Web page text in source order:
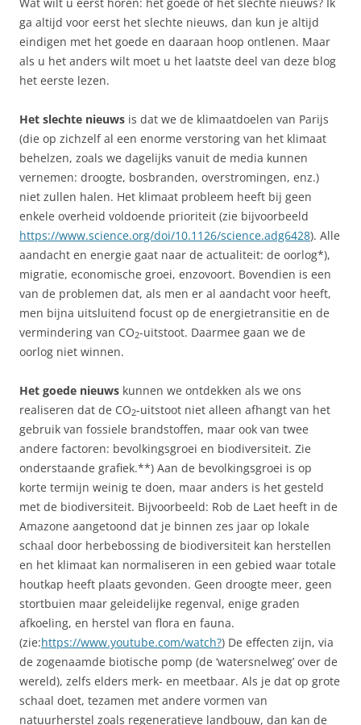
ga altijd voor eerst het slechte nieuws, dan kun je altijd
eindigen met het goede en daaraan hoop ontlenen. Maar
als u het anders wilt moet u het laatste deel van deze blog
het eerste lezen.
Het slechte nieuws is dat we de klimaatdoelen van Parijs
(die op zichzelf al een enorme verstoring van het klimaat
behelzen, zoals we dagelijks vanuit de media kunnen
vernemen: droogte, bosbranden, overstromingen, enz.)
niet zullen halen. Het klimaat probleem heeft bij geen
enkele overheid voldoende prioriteit (zie bijvoorbeeld
https://www.science.org/doi/10.1126/science.adg6428). Alle
aandacht en energie gaat naar de actualiteit: de oorlog*),
migratie, economische groei, enzovoort. Bovendien is een
van de problemen dat, als men er al aandacht voor heeft,
men bijna uitsluitend focust op de energietransitie en de
vermindering van CO2-uitstoot. Daarmee gaan we de
oorlog niet winnen.
Het goede nieuws kunnen we ontdekken als we ons
realiseren dat de CO2-uitstoot niet alleen afhangt van het
gebruik van fossiele brandstoffen, maar ook van twee
andere factoren: bevolkingsgroei en biodiversiteit. Zie
onderstaande grafiek.**) Aan de bevolkingsgroei is op
korte termijn weinig te doen, maar anders is het gesteld
met de biodiversiteit. Bijvoorbeeld: Rob de Laet heeft in de
Amazone aangetoond dat je binnen zes jaar op lokale
schaal door herbebossing de biodiversiteit kan herstellen
en het klimaat kan normaliseren in een gebied waar totale
houtkap heeft plaats gevonden. Geen droogte meer, geen
stortbuien maar geleidelijke regenval, enige graden
afkoeling, en herstel van flora en fauna.
(zie:https://www.youtube.com/watch?) De effecten zijn, via
de zogenaamde biotische pomp (de ‘watersnelweg’ over de
wereld), zelfs elders merk- en meetbaar. Als je dat op grote
schaal doet, tezamen met andere vormen van
natuurherstel zoals regeneratieve landbouw, dan kan de